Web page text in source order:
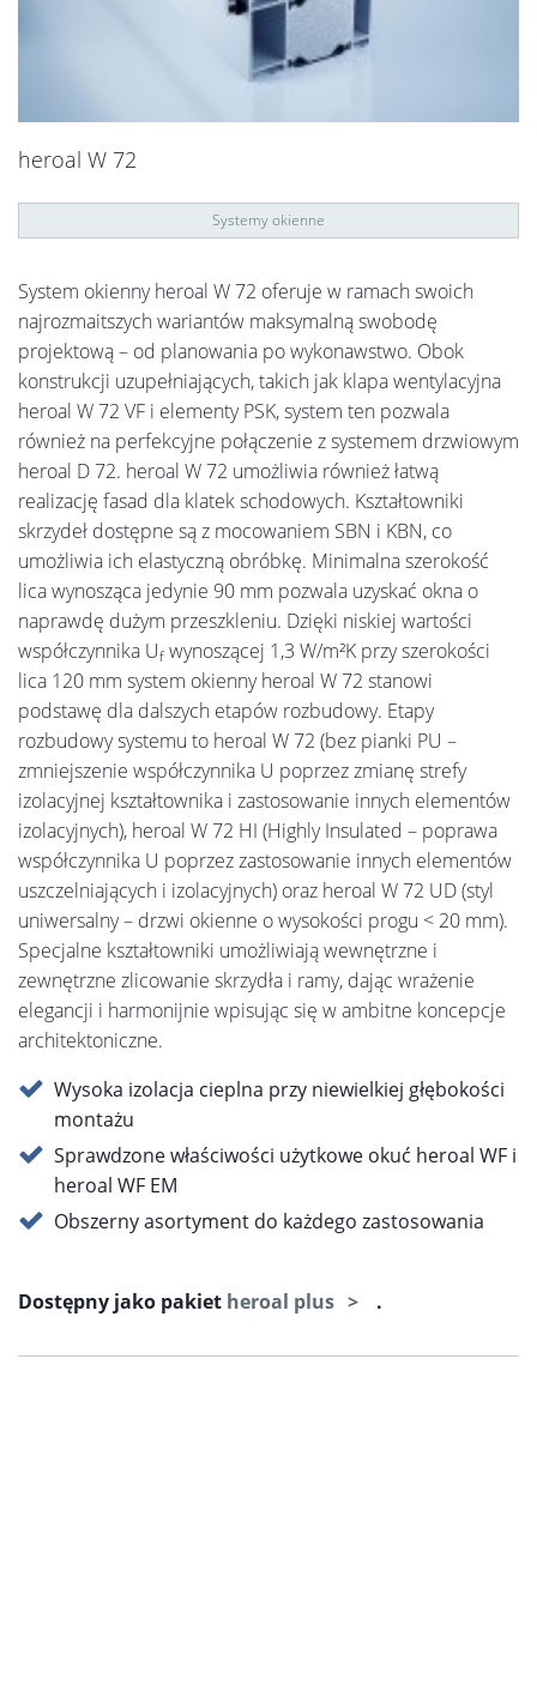
heroal W 72
Systemy okienne
System okienny heroal W 72 oferuje w ramach swoich
najrozmaitszych wariantów maksymalną swobodę
projektową – od planowania po wykonawstwo. Obok
konstrukcji uzupełniających, takich jak klapa wentylacyjna
heroal W 72 VF i elementy PSK, system ten pozwala
również na perfekcyjne połączenie z systemem drzwiowym
heroal D 72. heroal W 72 umożliwia również łatwą
realizację fasad dla klatek schodowych. Kształtowniki
skrzydeł dostępne są z mocowaniem SBN i KBN, co
umożliwia ich elastyczną obróbkę. Minimalna szerokość
lica wynosząca jedynie 90 mm pozwala uzyskać okna o
naprawdę dużym przeszkleniu. Dzięki niskiej wartości
współczynnika Uf wynoszącej 1,3 W/m²K przy szerokości
lica 120 mm system okienny heroal W 72 stanowi
podstawę dla dalszych etapów rozbudowy. Etapy
rozbudowy systemu to heroal W 72 (bez pianki PU –
zmniejszenie współczynnika U poprzez zmianę strefy
izolacyjnej kształtownika i zastosowanie innych elementów
izolacyjnych), heroal W 72 HI (Highly Insulated – poprawa
współczynnika U poprzez zastosowanie innych elementów
uszczelniających i izolacyjnych) oraz heroal W 72 UD (styl
uniwersalny – drzwi okienne o wysokości progu < 20 mm).
Specjalne kształtowniki umożliwiają wewnętrzne i
zewnętrzne zlicowanie skrzydła i ramy, dając wrażenie
elegancji i harmonijnie wpisując się w ambitne koncepcje
architektoniczne.
Wysoka izolacja cieplna przy niewielkiej głębokości
montażu
Sprawdzone właściwości użytkowe okuć heroal WF i
heroal WF EM
Obszerny asortyment do każdego zastosowania
Dostępny jako pakiet heroal plus .